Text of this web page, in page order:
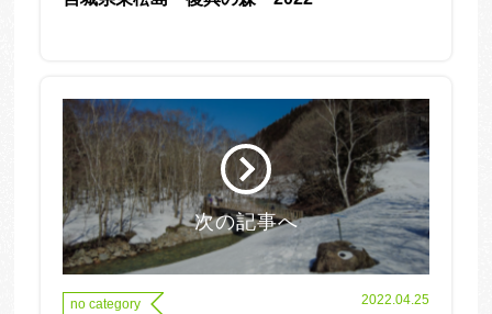
次の記事へ
no category 2022.04.25